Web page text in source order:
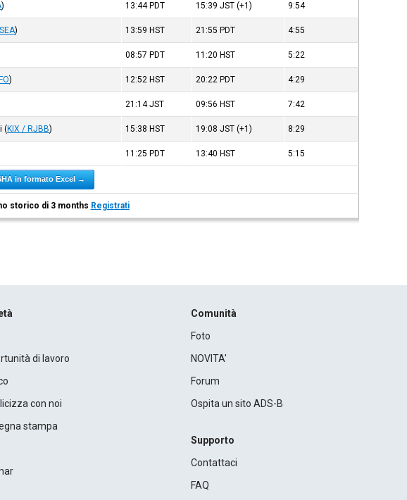
) 13:44 PDT 15:39JST (+1) 9:54
) 13:59 HST 21:55 PDT 4:55
08:57 PDT 11:20 HST 5:22
) 12:52 HST 20:22 PDT 4:29
21:14JST 09:56 HST 7:42
(KIX / RJBB) 15:38 HST 19:08JST (+1) 8:29
11:25 PDT 13:40 HST 5:15
in formato Excel →
storico di 3 months Registrati
di lavoro
con noi
stampa
Comunità
Foto
NOVITA'
Forum
Ospita un sito ADS-B
Supporto
Contattaci
FAQ